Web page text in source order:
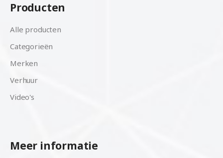
Producten
Alle producten
Categorieën
Merken
Verhuur
Video's
Meer informatie